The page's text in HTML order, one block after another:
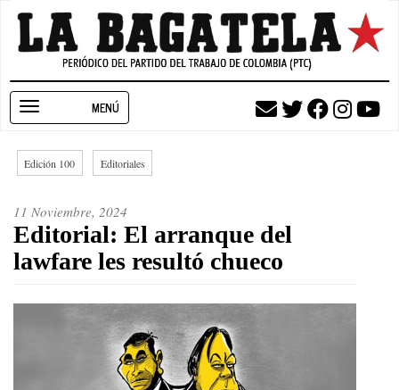
Pasar
contenido
navigation
Edición 100 Editoriales
11 Noviembre, 2024
Editorial: El arranque del
lawfare les resultó chueco